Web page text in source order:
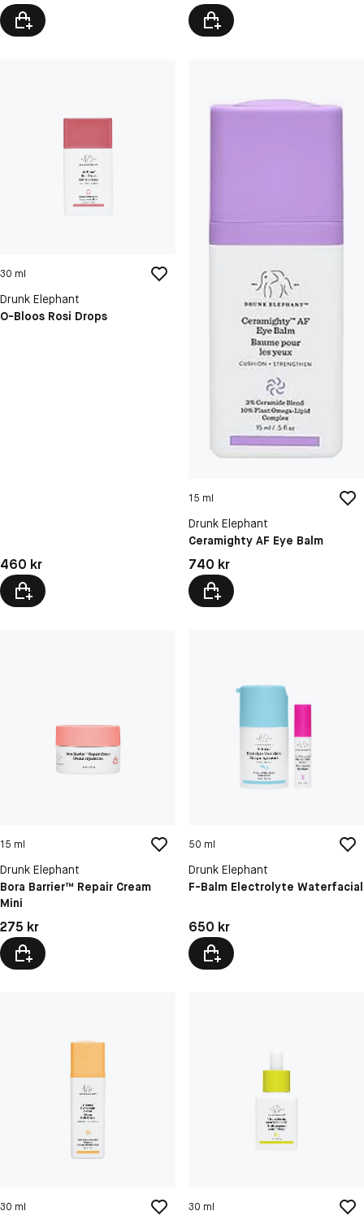
30 ml
Drunk Elephant
O-Bloos Rosi Drops
Pris: 460 kr
460 kr
15 ml
Drunk Elephant
Ceramighty AF Eye Balm
Pris: 740 kr
740 kr
15 ml
Drunk Elephant
Bora Barrier™ Repair Cream
Mini
Pris: 275 kr
275 kr
50 ml
Drunk Elephant
F-Balm Electrolyte Waterfacial
Pris: 650 kr
650 kr
30 ml 30 ml